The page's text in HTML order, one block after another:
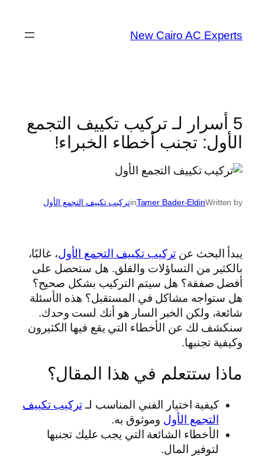
المحتوى
New Cairo AC Experts
5 أسرار لـ تركيب تكييف التجمع
الأول: تجنب أخطاء الخبراء!
Written by
Tamer Bader-Eldin
inتركيب تكييف التجمع الأول
يبدأ البحث عن تركيب تكييف التجمع الأول، غالبًا،
بالكثير من التساؤلات والقلق. هل ستحصل على
أفضل صفقة؟ هل سيتم التركيب بشكل صحيح؟
هل ستواجه مشاكل في المستقبل؟ هذه الأسئلة
شائعة، ولكن الخبر السار هو أنك لست وحدك.
سنكشف لك عن الأخطاء التي يقع فيها الكثيرون
وكيفية تجنبها.
ماذا ستتعلم في هذا المقال؟
كيفية اختيار الفني المناسب لـتركيب تكييف
التجمع الأول وموثوق به.
الأخطاء الشائعة التي يجب عليك تجنبها
لتوفير المال.